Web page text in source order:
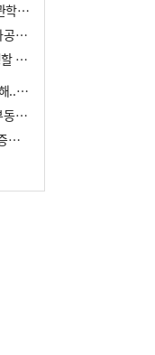
이 대통령 "육사가 쿠데타 3번 벌여…사관학교 통합 신속히 추진"
이 대통령, "메아리 없는 함성 같지만 평화공존책 계속해야"
李 “형소법 개정 논란 있으나 입법권 부정할 만큼은 아냐”(종합)
이 대통령 "의견 다르다고 거부권 사용못해.. 입법권 부정할 상황이라 보기 어려워"
부정평가 첫 50% 넘어선 李, 귀국 직후 부동산·증시 점검(종합)
이 대통령 지지율 45.9% 취임 후 최저…증시 폭락·연임 개헌 논란 영향